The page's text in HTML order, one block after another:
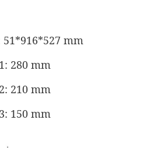
51*916*527 mm
280 mm
210 mm
150 mm